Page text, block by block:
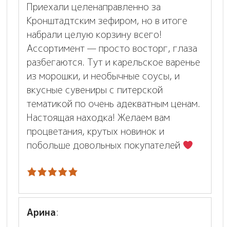
Приехали целенаправленно за
Кронштадтским зефиром, но в итоге
набрали целую корзину всего!
Ассортимент — просто восторг, глаза
разбегаются. Тут и карельское варенье
из морошки, и необычные соусы, и
вкусные сувениры с питерской
тематикой по очень адекватным ценам.
Настоящая находка! Желаем вам
процветания, крутых новинок и
побольше довольных покупателей
Арина: